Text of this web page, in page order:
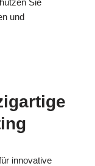
und
innovative